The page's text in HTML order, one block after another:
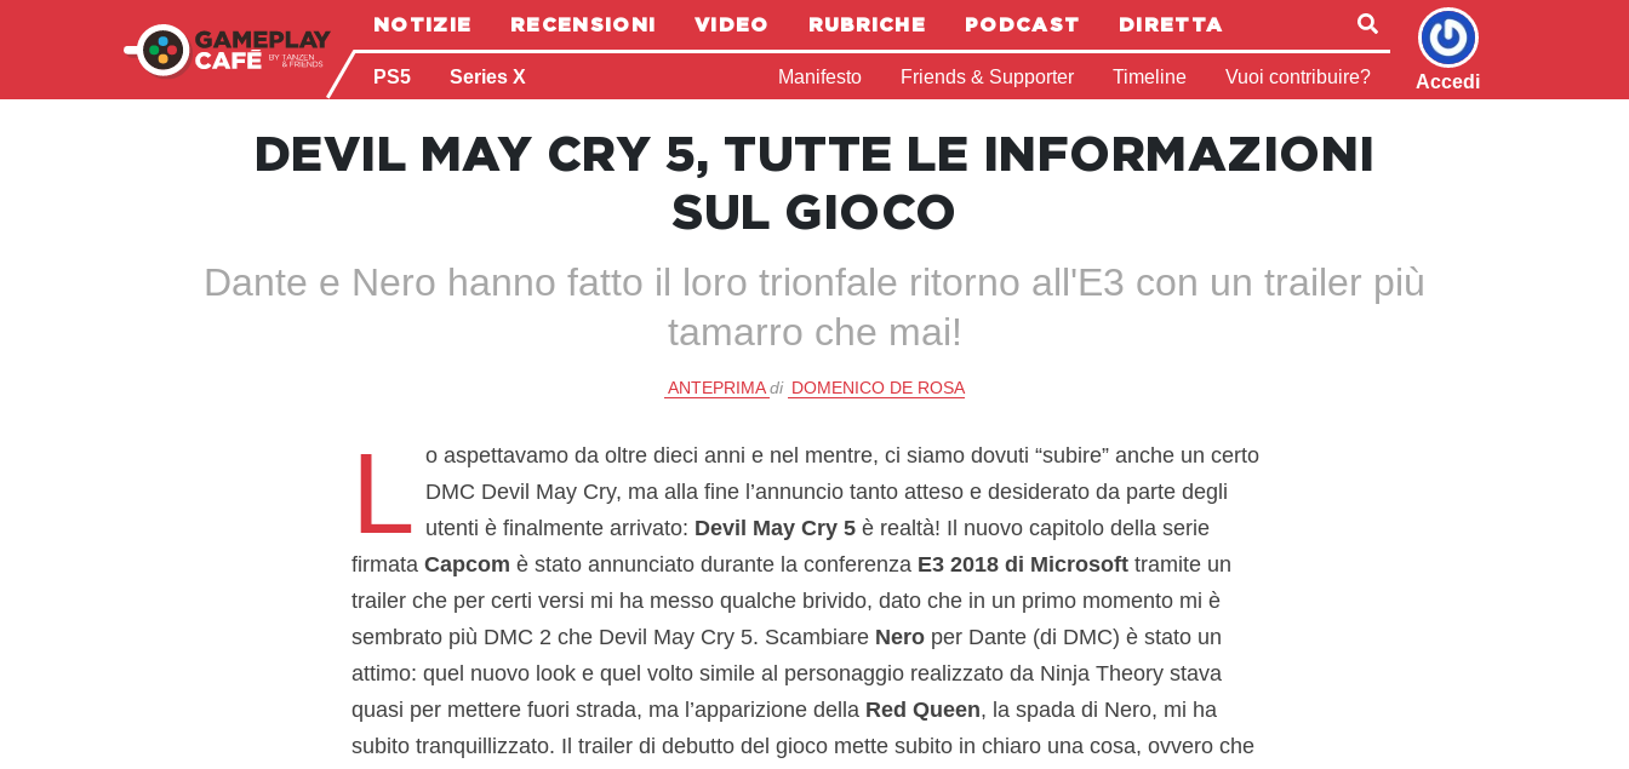
NOTIZIE RECENSIONI VIDEO RUBRICHE PODCAST DIRETTA
PS5 Series X Manifesto Friends & Supporter Timeline Vuoi contribuire? Accedi
DEVIL MAY CRY 5, TUTTE LE INFORMAZIONI
SUL GIOCO
Dante e Nero hanno fatto il loro trionfale ritorno all'E3 con un trailer più
tamarro che mai!
ANTEPRIMA di DOMENICO DE ROSA
L o aspettavamo da oltre dieci anni e nel mentre, ci siamo dovuti “subire” anche un certo
DMC Devil May Cry, ma alla fine l’annuncio tanto atteso e desiderato da parte degli
utenti è finalmente arrivato: Devil May Cry 5è realtà! Il nuovo capitolo della serie
firmata Capcom è stato annunciato durante la conferenza E3 2018 di Microsofttramite un
trailer che per certi versi mi ha messo qualche brivido, dato che in un primo momento mi è
sembrato più DMC 2 che Devil May Cry 5. Scambiare Neroper Dante (di DMC) è stato un
attimo: quel nuovo look e quel volto simile al personaggio realizzato da Ninja Theory stava
quasi per mettere fuori strada, ma l’apparizione dellaRed Queen, la spada di Nero, mi ha
subito tranquillizzato. Il trailer di debutto del gioco mette subito in chiaro una cosa, ovvero che